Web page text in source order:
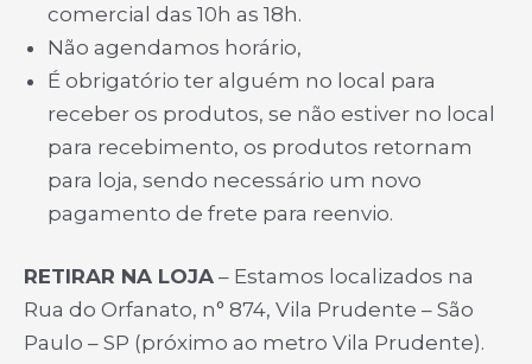
comercial das 10h as 18h.
Não agendamos horário,
É obrigatório ter alguém no local para
receber os produtos, se não estiver no local
para recebimento, os produtos retornam
para loja, sendo necessário um novo
pagamento de frete para reenvio.
RETIRAR NA LOJA – Estamos localizados na
Rua do Orfanato, n° 874, Vila Prudente – São
Paulo – SP (próximo ao metro Vila Prudente).